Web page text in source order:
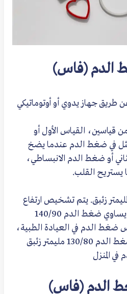
الدم (فاس)
جهاز يدوي أو أوتوماتيكي
القياس الأول أو
في ضغط الدم عندما يضخ
أو ضغط الدم الانبساطي،
القلب.
زئبق. يتم تشخيص ارتفاع
ضغط الدم عندما يفوق أو يساوي ضغط الدم 140/90
ضغط الدم في العيادة الطبية،
أو عندما يفوق أو يساوي ضغط الدم 130/80 مليمتر زئبق
المنزل
الدم (فاس)